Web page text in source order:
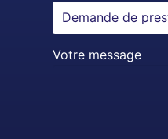
Votre message